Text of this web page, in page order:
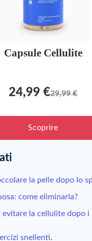
Capsule Cellulite
24,99 €29,99 €
Scoprire
la pelle dopo lo
come eliminarla?
evitare la cellulite dopo i
snellenti.